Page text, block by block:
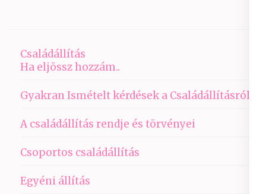
Családállítás
Ha eljössz hozzám..
Gyakran Ismételt kérdések a Családállításról
A családállítás rendje és törvényei
Csoportos családállítás
Egyéni állítás